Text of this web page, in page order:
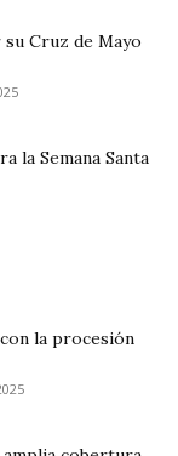
su Cruz de Mayo
la Semana Santa
la procesión